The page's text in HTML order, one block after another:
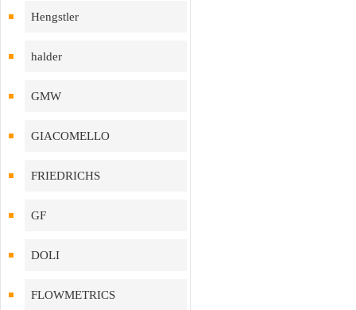
Hengstler
halder
GMW
GIACOMELLO
FRIEDRICHS
GF
DOLI
FLOWMETRICS